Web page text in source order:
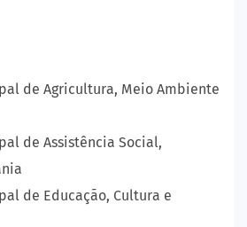
de Agricultura, Meio Ambiente
de Assistência Social,
de Educação, Cultura e